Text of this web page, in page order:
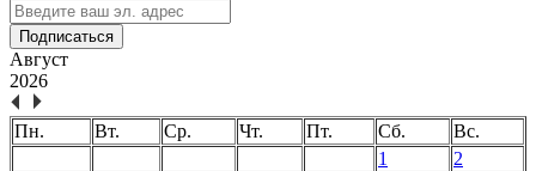
Подписаться
Август
2026
Пн. Вт. Ср. Чт. Пт. Сб.
Вс.
1
2